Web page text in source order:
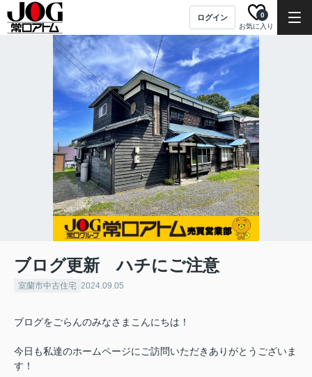
ログイン
お気に入り
0
ブログ更新 ハチにご注意
室蘭市中古住宅 2024.09.05
ブログをごらんのみなさまこんにちは！
今日も私達のホームページにご訪問いただきありがとうございま
す！